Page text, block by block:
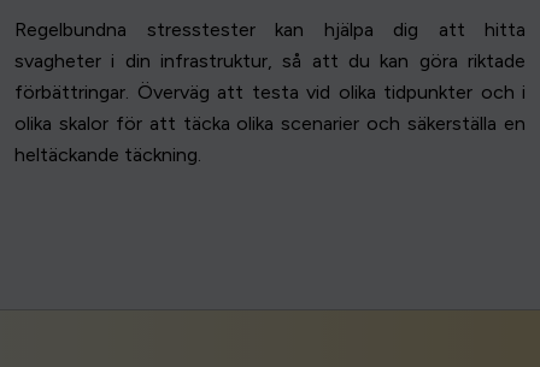
Regelbundna stresstester kan hjälpa dig att hitta
svagheter i din infrastruktur, så att du kan göra riktade
förbättringar. Överväg att testa vid olika tidpunkter och i
olika skalor för att täcka olika scenarier och säkerställa en
heltäckande täckning.